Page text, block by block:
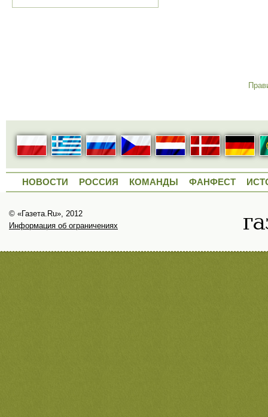
НОВОСТИ РОССИЯ КОМАНДЫ ФАНФЕСТ
© «Газета.Ru», 2012
Информация об ограничениях